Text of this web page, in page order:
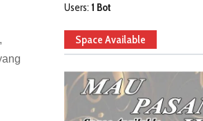
Users: 1 Bot
Space Available